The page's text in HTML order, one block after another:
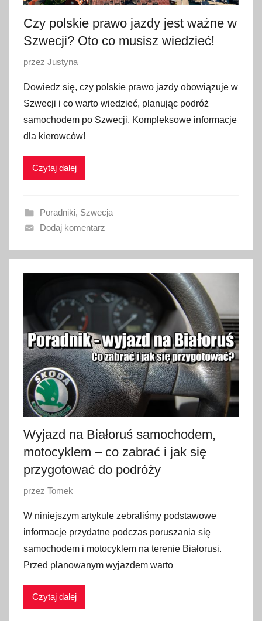
6
Czy polskie prawo jazdy jest ważne w
Szwecji? Oto co musisz wiedzieć!
O
u
b
l
i
w
n
o
6
k
t
n
i
a
2
0
przez Justyna
Dowiedz się, czy polskie prawo jazdy obowiązuje w
Szwecji i co warto wiedzieć, planując podróż
samochodem po Szwecji. Kompleksowe informacje
dla kierowców!
Czytaj dalej
Poradniki, Szwecja
Dodaj komentarz
Wyjazd na Białoruś samochodem,
motocyklem – co zabrać i jak się
przygotować do podróży
O
u
b
l
i
w
przez Tomek
W niniejszym artykule zebraliśmy podstawowe
informacje przydatne podczas poruszania się
samochodem i motocyklem na terenie Białorusi.
Przed planowanym wyjazdem warto
Czytaj dalej